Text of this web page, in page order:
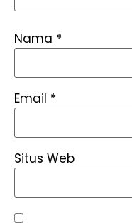
Nama *
Email *
Situs Web